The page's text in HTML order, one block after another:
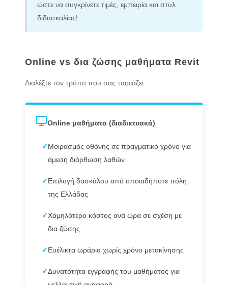
ώστε να συγκρίνετε τιμές, εμπειρία και στυλ
διδασκαλίας!
Online vs δια ζώσης μαθήματα Revit
Διαλέξτε τον τρόπο που σας ταιριάζει
Online μαθήματα (διαδικτυακά)
✓ Μοιρασμός οθόνης σε πραγματικό χρόνο για
άμεση διόρθωση λαθών
✓ Επιλογή δασκάλου από οποιαδήποτε πόλη
της Ελλάδας
✓Χαμηλότερο κόστος ανά ώρα σε σχέση με
δια ζώσης
✓ Ευέλικτα ωράρια χωρίς χρόνο μετακίνησης
✓Δυνατότητα εγγραφής του μαθήματος για